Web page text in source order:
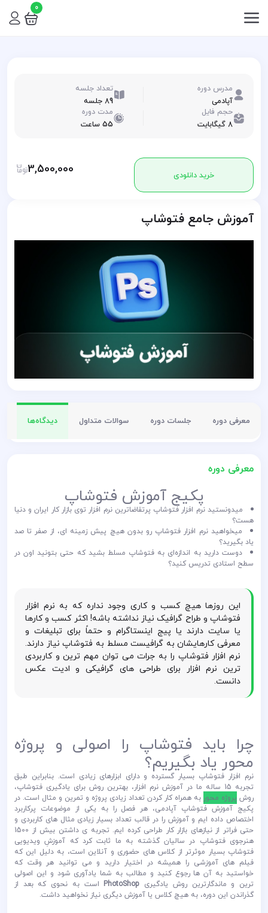
0
آموزش جامع فتوشاپ
معرفی دوره جلسات دوره سوالات متداول دیدگاه‌ها
معرفی دوره
پکیج آموزش فتوشاپ
میدونستید نرم افزار فتوشاپ پرتقاضاترین نرم افزار توی بازار کار ایران و دنیا
هست؟
میخواهید نرم افزار فتوشاپ رو بدون هیچ پیش زمینه ای، از صفر تا صد
یاد بگیرید؟
دوست دارید به اندازه‌ای به فتوشاپ مسلط بشید که حتی بتونید اون در
سطح استادی تدریس کنید؟
این روزها هیچ کسب و کاری وجود نداره که به نرم افزار
فتوشاپ و طراح گرافیک نیاز نداشته باشه! اکثر کسب و کارها
یا سایت دارند یا پیج اینستاگرام و حتماً برای تبلیغات و
معرفی کارهایشان به گرافیست مسلط به فتوشاپ نیاز دارند.
نرم افزار فتوشاپ را به جرات می توان مهم ترین و کاربردی
ترین نرم افزار برای طراحی های گرافیکی و ادیت عکس
دانست.
چرا باید فتوشاپ را اصولی و پروژه
محور یاد بگیریم؟
نرم افزار فتوشاپ بسیار گسترده و دارای ابزارهای زیادی است. بنابراین طبق
تجربه 15 ساله ما در آموزش نرم افزار، بهترین روش برای یادگیری فتوشاپ،
روش پروژه محور به همراه کار کردن تعداد زیادی پروژه و تمرین و مثال است. در
پکیج آموزش فتوشاپ آپادمی، هر فصل را به یکی از موضوعات پرکاربرد
اختصاص داده ایم و آموزش را در قالب تعداد بسیار زیادی مثال های کاربردی و
حتی فراتر از نیازهای بازار کار طراحی کرده ایم. تجربه ی داشتن بیش از 1500
هنرجوی فتوشاپ در سالیان گذشته به ما ثابت کرد که آموزشِ ویدیویی
فتوشاپ بسیار موثرتر از کلاس های حضوری و آنلاین است، به دلیل این که
فیلم های آموزشی را همیشه در اختیار دارید و می توانید هر وقت که
خواستید به آن ها رجوع کنید و مطالب به شما یادآوری شود و این اصولی
ترین و ماندگارترین روش یادگیری PhotoShop است به نحوی که بعد از
گذراندن این دوره، به هیچ کلاس یا آموزش دیگری نیاز نخواهید داشت.
مدرس دوره
آپادمی
تعداد جلسه
89 جلسه
حجم فایل
8 گیگابایت
مدت دوره
55 ساعت
خرید دانلودی 3,500,000